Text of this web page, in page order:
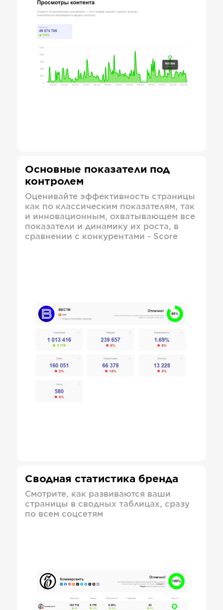
Основные показатели под
контролем
Оценивайте эффективность страницы
как по классическим показателям, так
и инновационным, охватывающем все
показатели и динамику их роста, в
сравнении с конкурентами - Score
Сводная статистика бренда
Смотрите, как развиваются ваши
страницы в сводных таблицах, сразу
по всем соцсетям